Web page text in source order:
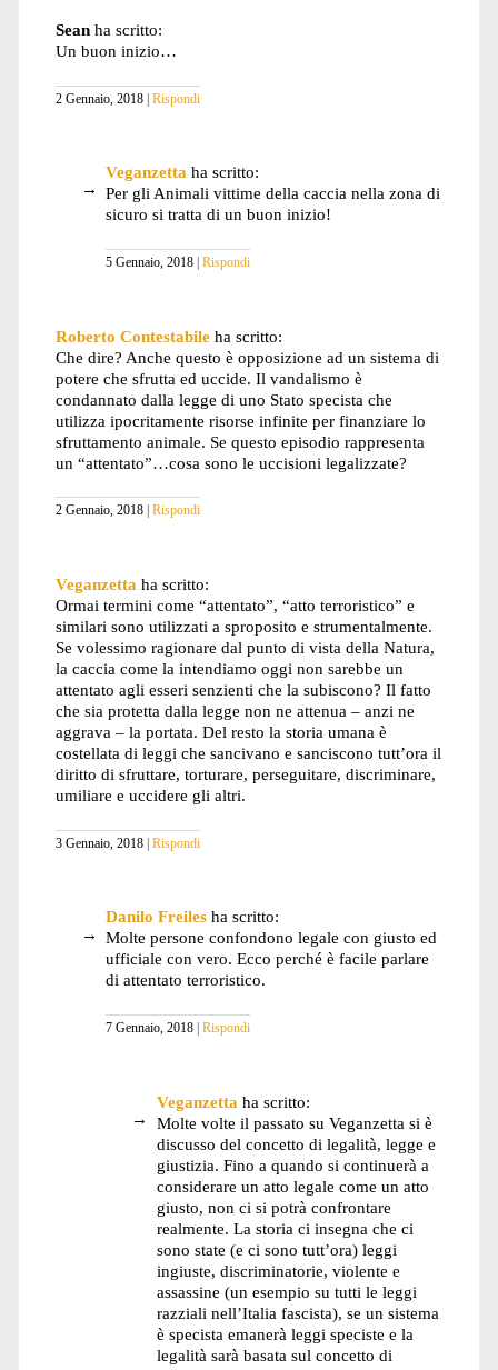
Sean ha scritto:
Un buon inizio…
2 Gennaio, 2018 Rispondi
Veganzetta ha scritto:
Per gli Animali vittime della caccia nella zona di
sicuro si tratta di un buon inizio!
5 Gennaio, 2018 Rispondi
Roberto Contestabile ha scritto:
Che dire? Anche questo è opposizione ad un sistema di
potere che sfrutta ed uccide. Il vandalismo è
condannato dalla legge di uno Stato specista che
utilizza ipocritamente risorse infinite per finanziare lo
sfruttamento animale. Se questo episodio rappresenta
un “attentato”…cosa sono le uccisioni legalizzate?
2 Gennaio, 2018 Rispondi
Veganzetta ha scritto:
Ormai termini come “attentato”, “atto terroristico” e
similari sono utilizzati a sproposito e strumentalmente.
Se volessimo ragionare dal punto di vista della Natura,
la caccia come la intendiamo oggi non sarebbe un
attentato agli esseri senzienti che la subiscono? Il fatto
che sia protetta dalla legge non ne attenua – anzi ne
aggrava – la portata. Del resto la storia umana è
costellata di leggi che sancivano e sanciscono tutt’ora il
diritto di sfruttare, torturare, perseguitare, discriminare,
umiliare e uccidere gli altri.
3 Gennaio, 2018 Rispondi
Danilo Freiles ha scritto:
Molte persone confondono legale con giusto ed
ufficiale con vero. Ecco perché è facile parlare
di attentato terroristico.
7 Gennaio, 2018 Rispondi
Veganzetta ha scritto:
Molte volte il passato su Veganzetta si è
discusso del concetto di legalità, legge e
giustizia. Fino a quando si continuerà a
considerare un atto legale come un atto
giusto, non ci si potrà confrontare
realmente. La storia ci insegna che ci
sono state (e ci sono tutt’ora) leggi
ingiuste, discriminatorie, violente e
assassine (un esempio su tutti le leggi
razziali nell’Italia fascista), se un sistema
è specista emanerà leggi speciste e la
legalità sarà basata sul concetto di